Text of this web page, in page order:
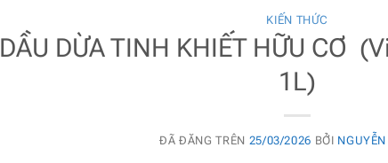
KIẾN THỨC
DẦU DỪA TINH KHIẾT HỮU CƠ
1L)
ĐÃ ĐĂNG TRÊN 25/03/2026 BỞI